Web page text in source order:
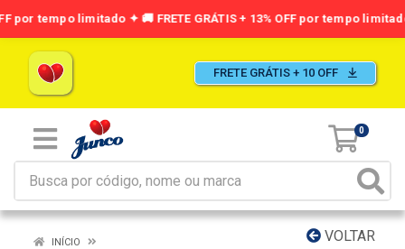
FRETE GRÁTIS + 10 OFF
0
VOLTAR
INÍCIO